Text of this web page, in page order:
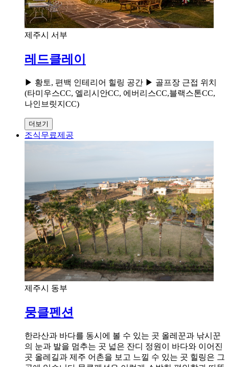
제주시 서부
레드클레이
▶ 황토, 편백 인테리어 힐링 공간 ▶ 골프장 근접 위치
(타미우스CC, 엘리시안CC, 에버리스CC,블랙스톤CC,
나인브릿지CC)
더보기
조식무료제공
제주시 동부
뭉클펜션
한라산과 바다를 동시에 볼 수 있는 곳 올레꾼과 낚시꾼
의 눈과 발을 멈추는 곳 넓은 잔디 정원이 바다와 이어진
곳 올레길과 제주 어촌을 보고 느낄 수 있는 곳 힐링은 그